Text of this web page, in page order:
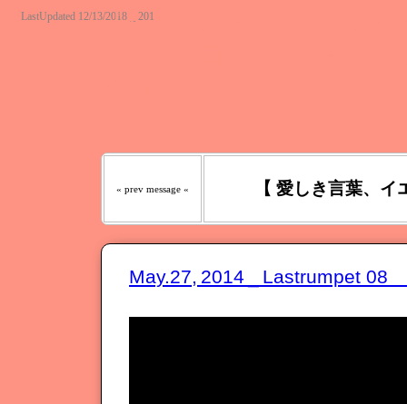
LastUpdated 12/13/2018 _ 201『わたしの羊は わたしの
« prev message « 【 愛しき言葉、
May.27, 2014 _ Lastrumpet